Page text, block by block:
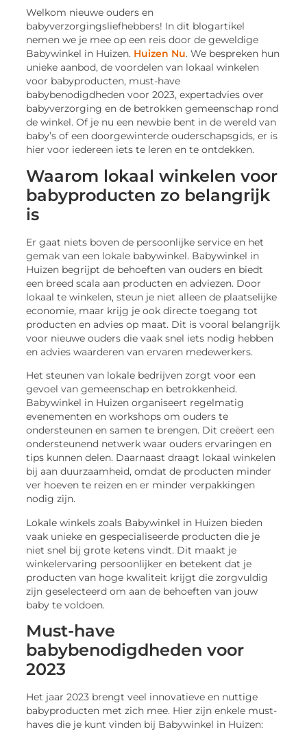
Welkom nieuwe ouders en
babyverzorgingsliefhebbers! In dit blogartikel
nemen we je mee op een reis door de geweldige
Babywinkel in Huizen. Huizen Nu. We bespreken hun
unieke aanbod, de voordelen van lokaal winkelen
voor babyproducten, must-have
babybenodigdheden voor 2023, expertadvies over
babyverzorging en de betrokken gemeenschap rond
de winkel. Of je nu een newbie bent in de wereld van
baby’s of een doorgewinterde ouderschapsgids, er is
hier voor iedereen iets te leren en te ontdekken.
Waarom lokaal winkelen voor
babyproducten zo belangrijk
is
Er gaat niets boven de persoonlijke service en het
gemak van een lokale babywinkel. Babywinkel in
Huizen begrijpt de behoeften van ouders en biedt
een breed scala aan producten en adviezen. Door
lokaal te winkelen, steun je niet alleen de plaatselijke
economie, maar krijg je ook directe toegang tot
producten en advies op maat. Dit is vooral belangrijk
voor nieuwe ouders die vaak snel iets nodig hebben
en advies waarderen van ervaren medewerkers.
Het steunen van lokale bedrijven zorgt voor een
gevoel van gemeenschap en betrokkenheid.
Babywinkel in Huizen organiseert regelmatig
evenementen en workshops om ouders te
ondersteunen en samen te brengen. Dit creëert een
ondersteunend netwerk waar ouders ervaringen en
tips kunnen delen. Daarnaast draagt lokaal winkelen
bij aan duurzaamheid, omdat de producten minder
ver hoeven te reizen en er minder verpakkingen
nodig zijn.
Lokale winkels zoals Babywinkel in Huizen bieden
vaak unieke en gespecialiseerde producten die je
niet snel bij grote ketens vindt. Dit maakt je
winkelervaring persoonlijker en betekent dat je
producten van hoge kwaliteit krijgt die zorgvuldig
zijn geselecteerd om aan de behoeften van jouw
baby te voldoen.
Must-have
babybenodigdheden voor
2023
Het jaar 2023 brengt veel innovatieve en nuttige
babyproducten met zich mee. Hier zijn enkele must-
haves die je kunt vinden bij Babywinkel in Huizen: